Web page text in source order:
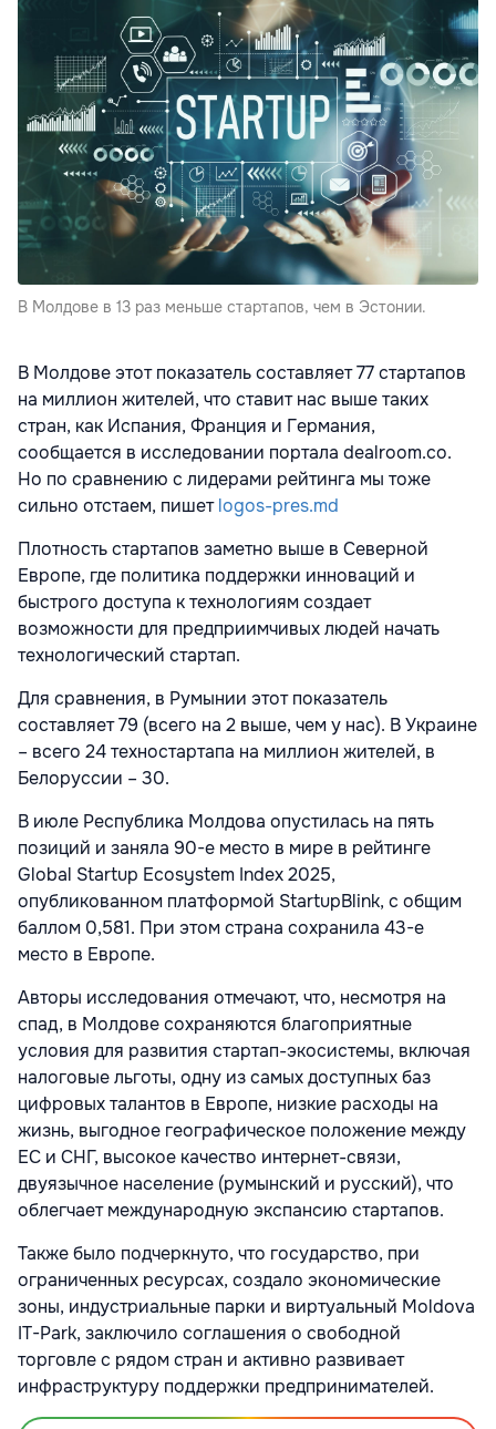
В Молдове в 13 раз меньше стартапов, чем в Эстонии.
В Молдове этот показатель составляет 77 стартапов
на миллион жителей, что ставит нас выше таких
стран, как Испания, Франция и Германия,
сообщается в исследовании портала dealroom.co.
Но по сравнению с лидерами рейтинга мы тоже
сильно отстаем, пишетlogos-pres.md
Плотность стартапов заметно выше в Северной
Европе, где политика поддержки инноваций и
быстрого доступа к технологиям создает
возможности для предприимчивых людей начать
технологический стартап.
Для сравнения, в Румынии этот показатель
составляет 79 (всего на 2 выше, чем у нас). В Украине
– всего 24 техностартапа на миллион жителей, в
Белоруссии – 30.
В июле Республика Молдова опустилась на пять
позиций и заняла 90-е место в мире в рейтинге
Global Startup Ecosystem Index 2025,
опубликованном платформой StartupBlink, с общим
баллом 0,581. При этом страна сохранила 43-е
место в Европе.
Авторы исследования отмечают, что, несмотря на
спад, в Молдове сохраняются благоприятные
условия для развития стартап-экосистемы, включая
налоговые льготы, одну из самых доступных баз
цифровых талантов в Европе, низкие расходы на
жизнь, выгодное географическое положение между
ЕС и СНГ, высокое качество интернет-связи,
двуязычное население (румынский и русский), что
облегчает международную экспансию стартапов.
Также было подчеркнуто, что государство, при
ограниченных ресурсах, создало экономические
зоны, индустриальные парки и виртуальный Moldova
IT-Park, заключило соглашения о свободной
торговле с рядом стран и активно развивает
инфраструктуру поддержки предпринимателей.